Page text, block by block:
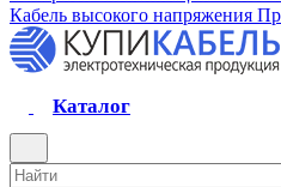
Кабель высокого напряжения
Каталог